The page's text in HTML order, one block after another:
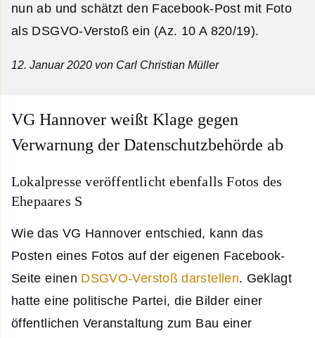
nun ab und schätzt den Facebook-Post mit Foto
als DSGVO-Verstoß ein (Az. 10 A 820/19).
12. Januar 2020 von Carl Christian Müller
VG Hannover weißt Klage gegen
Verwarnung der Datenschutzbehörde ab
Lokalpresse veröffentlicht ebenfalls Fotos des
Ehepaares S
Wie das VG Hannover entschied, kann das
Posten eines Fotos auf der eigenen Facebook-
Seite einen DSGVO-Verstoß darstellen. Geklagt
hatte eine politische Partei, die Bilder einer
öffentlichen Veranstaltung zum Bau einer